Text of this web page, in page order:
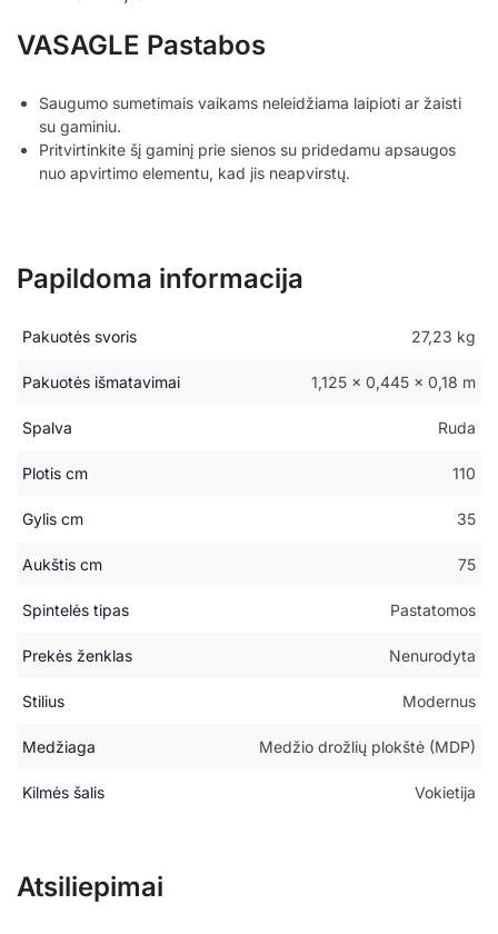
VASAGLE Pastabos
Saugumo sumetimais vaikams neleidžiama laipioti ar žaisti
su gaminiu.
Pritvirtinkite šį gaminį prie sienos su pridedamu apsaugos
nuo apvirtimo elementu, kad jis neapvirstų.
Papildoma informacija
Pakuotės svoris 27,23 kg
Pakuotės išmatavimai 1,125 × 0,445 × 0,18 m
Spalva Ruda
Plotis cm 110
Gylis cm 35
Aukštis cm 75
Spintelės tipas Pastatomos
Prekės ženklas Nenurodyta
Stilius Modernus
Medžiaga Medžio drožlių plokštė (MDP)
Kilmės šalis Vokietija
Atsiliepimai